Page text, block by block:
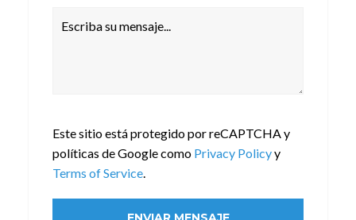
Este sitio está protegido por reCAPTCHA y
políticas de Google como Privacy Policyy
Terms of Service